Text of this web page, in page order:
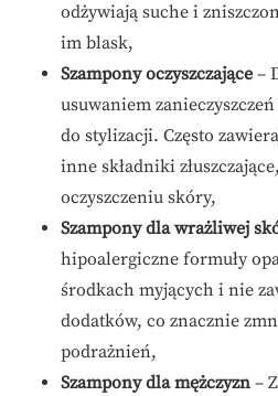
odżywiają suche i
im blask,
Szampony oczyszczające –
usuwaniem
do stylizacji. Często
inne składniki
oczyszczeniu skóry,
Szampony dla wrażliwej
hipoalergiczne formuły
środkach myjących i nie
dodatków, co znacznie
podrażnień,
Szampony dla mężczyzn –